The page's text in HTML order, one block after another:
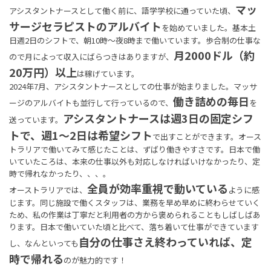
アシスタントナースとして働く前に、語学学校に通っていた頃、 マッ
サージセラピストのアルバイト を始めていました。基本土
日週2日のシフトで、朝10時〜夜8時まで働いています。歩合制の仕事な
ので月によって収入にばらつきはありますが、 月2000ドル（約
20万円）以上は稼げています。
2024年7月、アシスタントナースとしての仕事が始まりました。マッサ
ージのアルバイトも並行して行っているので、 働き詰めの毎日 を
送っています。 アシスタントナースは週3日の固定シフ
トで、週1〜2日は希望シフトで出すことができます。オース
トラリアで働いてみて感じたことは、ずばり働きやすさです。日本で働
いていたころは、本来の仕事以外も対応しなければいけなかったり、定
時で帰れなかったり、、、。
オーストラリアでは、 全員が効率重視で動いている ように感
じます。同じ施設で働くスタッフは、業務を早め早めに終わらせていく
ため、私の作業は丁寧だと利用者の方から褒められることもしばしばあ
ります。日本で働いていた頃と比べて、落ち着いて仕事ができています
し、なんといっても 自分の仕事さえ終わっていれば、定
時で帰れるのが魅力的です！